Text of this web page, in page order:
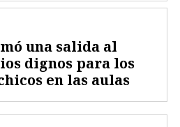
una salida al
dignos para los
en las aulas